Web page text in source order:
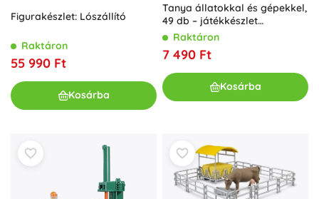
Figurakészlet: Lószállító
Raktáron
55 990 Ft
Kosárba
Tanya állatokkal és gépekkel,
49 db – játékkészlet
gyerekeknek
Raktáron
7 490 Ft
Kosárba